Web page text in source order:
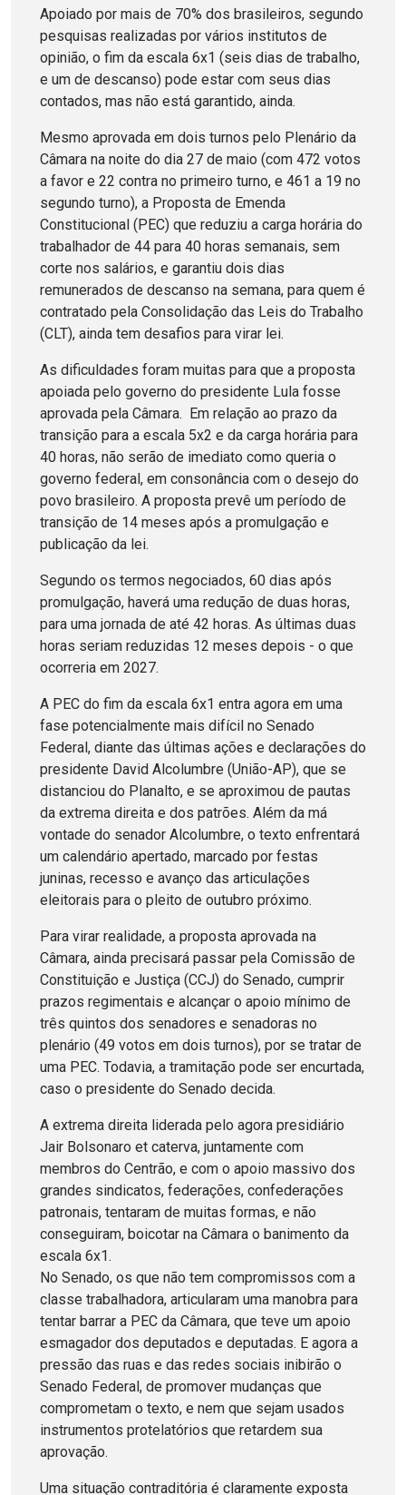
Apoiado por mais de 70% dos brasileiros, segundo
pesquisas realizadas por vários institutos de
opinião, o fim da escala 6x1 (seis dias de trabalho,
e um de descanso) pode estar com seus dias
contados, mas não está garantido, ainda.
Mesmo aprovada em dois turnos pelo Plenário da
Câmara na noite do dia 27 de maio (com 472 votos
a favor e 22 contra no primeiro turno, e 461 a 19 no
segundo turno), a Proposta de Emenda
Constitucional (PEC) que reduziu a carga horária do
trabalhador de 44 para 40 horas semanais, sem
corte nos salários, e garantiu dois dias
remunerados de descanso na semana, para quem é
contratado pela Consolidação das Leis do Trabalho
(CLT), ainda tem desafios para virar lei.
As dificuldades foram muitas para que a proposta
apoiada pelo governo do presidente Lula fosse
aprovada pela Câmara. Em relação ao prazo da
transição para a escala 5x2 e da carga horária para
40 horas, não serão de imediato como queria o
governo federal, em consonância com o desejo do
povo brasileiro. A proposta prevê um período de
transição de 14 meses após a promulgação e
publicação da lei.
Segundo os termos negociados, 60 dias após
promulgação, haverá uma redução de duas horas,
para uma jornada de até 42 horas. As últimas duas
horas seriam reduzidas 12 meses depois - o que
ocorreria em 2027.
A PEC do fim da escala 6x1 entra agora em uma
fase potencialmente mais difícil no Senado
Federal, diante das últimas ações e declarações do
presidente David Alcolumbre (União-AP), que se
distanciou do Planalto, e se aproximou de pautas
da extrema direita e dos patrões. Além da má
vontade do senador Alcolumbre, o texto enfrentará
um calendário apertado, marcado por festas
juninas, recesso e avanço das articulações
eleitorais para o pleito de outubro próximo.
Para virar realidade, a proposta aprovada na
Câmara, ainda precisará passar pela Comissão de
Constituição e Justiça (CCJ) do Senado, cumprir
prazos regimentais e alcançar o apoio mínimo de
três quintos dos senadores e senadoras no
plenário (49 votos em dois turnos), por se tratar de
uma PEC. Todavia, a tramitação pode ser encurtada,
caso o presidente do Senado decida.
A extrema direita liderada pelo agora presidiário
Jair Bolsonaro et caterva, juntamente com
membros do Centrão, e com o apoio massivo dos
grandes sindicatos, federações, confederações
patronais, tentaram de muitas formas, e não
conseguiram, boicotar na Câmara o banimento da
escala 6x1.
No Senado, os que não tem compromissos com a
classe trabalhadora, articularam uma manobra para
tentar barrar a PEC da Câmara, que teve um apoio
esmagador dos deputados e deputadas. E agora a
pressão das ruas e das redes sociais inibirão o
Senado Federal, de promover mudanças que
comprometam o texto, e nem que sejam usados
instrumentos protelatórios que retardem sua
aprovação.
Uma situação contraditória é claramente exposta